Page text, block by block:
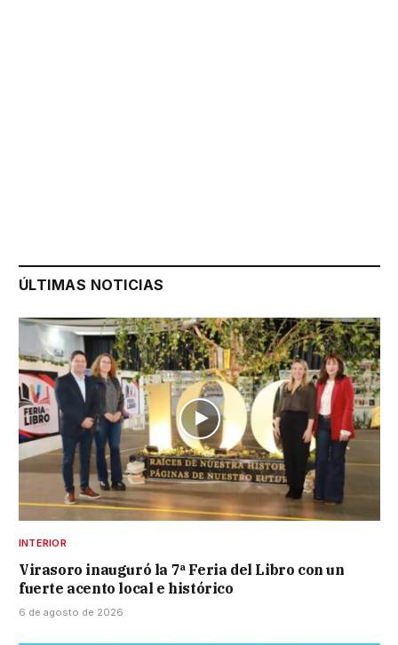
ÚLTIMAS NOTICIAS
INTERIOR
Virasoro inauguró la 7ª Feria del Libro con un
fuerte acento local e histórico
6 de agosto de 2026